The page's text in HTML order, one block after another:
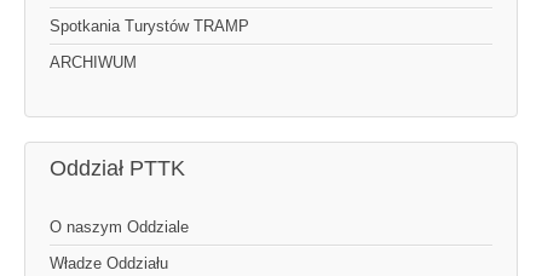
Spotkania Turystów TRAMP
ARCHIWUM
Oddział PTTK
O naszym Oddziale
Władze Oddziału